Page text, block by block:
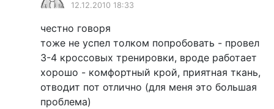
12.12.2010 18:33
честно говоря
тоже не успел толком попробовать - провел
3-4 кроссовых тренировки, вроде работает
хорошо - комфортный крой, приятная ткань,
отводит пот отлично (для меня это большая
проблема)